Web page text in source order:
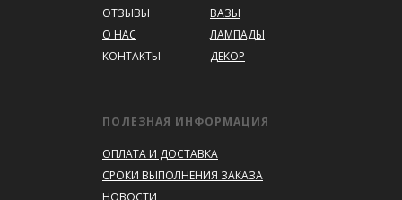
ОТЗЫВЫ
О НАС
КОНТАКТЫ
ВАЗЫ
ЛАМПАДЫ
ДЕКОР
ПОЛЕЗНАЯ ИНФОРМАЦИЯ
ОПЛАТА И ДОСТАВКА
СРОКИ ВЫПОЛНЕНИЯ ЗАКАЗА
НОВОСТИ